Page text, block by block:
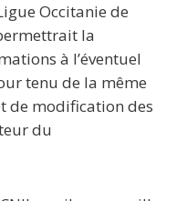
Occitanie de
la
à l’éventuel
tenu de la même
de modification des
du